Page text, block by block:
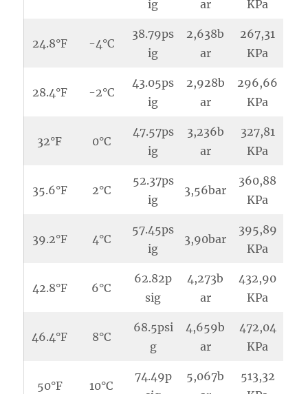
ig ar KPa
24.8°F -4°C
38.79ps
ig
2,638b
ar
267,31
KPa
28.4°F -2°C
43.05ps
ig
2,928b
ar
296,66
KPa
32°F 0°C
47.57ps
ig
3,236b
ar
327,81
KPa
35.6°F 2°C
52.37ps
ig
3,56bar
360,88
KPa
39.2°F 4°C
57.45ps
ig
3,90bar
395,89
KPa
42.8°F 6°C
62.82p
sig
4,273b
ar
432,90
KPa
46.4°F 8°C
68.5psi
g
4,659b
ar
472,04
KPa
50°F 10°C
74.49p
5,067b
513,32